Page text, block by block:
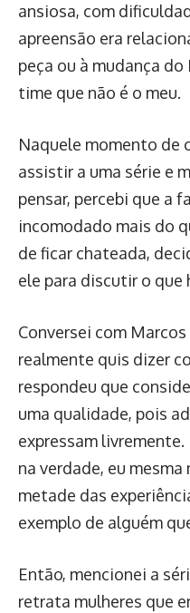
ansiosa, com
apreensão era
peça ou à mudança do
time que não é o meu.
Naquele momento de
assistir a uma série e
pensar, percebi que a
incomodado mais do
de ficar chateada,
ele para discutir o que
Conversei com
realmente quis dizer
respondeu que
uma qualidade, pois
expressam
na verdade, eu
metade das
exemplo de alguém
Então, mencionei a
retrata mulheres que